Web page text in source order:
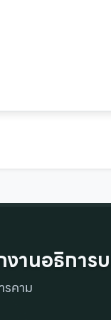
านอธิการ
รคาม